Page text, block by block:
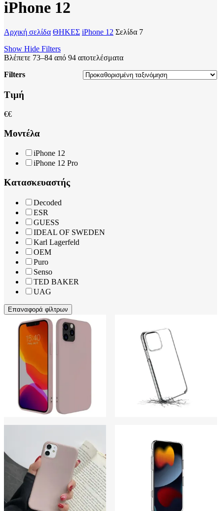
iPhone 12
Αρχική σελίδα ΘΗΚΕΣ iPhone 12 Σελίδα 7
Show Hide Filters
Βλέπετε 73–84 από 94 αποτελέσματα
Filters
Close
Filters
Τιμή
€€
Μοντέλα
iPhone 12
iPhone 12 Pro
Κατασκευαστής
Decoded
ESR
GUESS
IDEAL OF SWEDEN
Karl Lagerfeld
OEM
Puro
Senso
TED BAKER
UAG
Επαναφορά φίλτρων